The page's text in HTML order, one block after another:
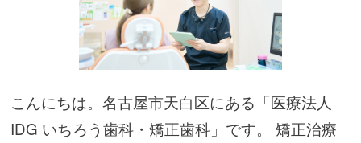
こんにちは。名古屋市天白区にある「医療法人
IDG いちろう歯科・矯正歯科」です。 矯正治療